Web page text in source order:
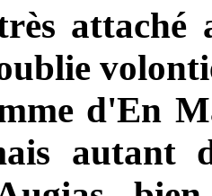
attaché
d'En
autant